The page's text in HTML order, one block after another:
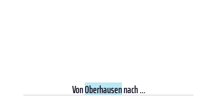
VonOberhausennach ...